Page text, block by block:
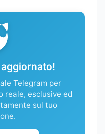
aggiornato!
Telegram per
reale, esclusive ed
sul tuo